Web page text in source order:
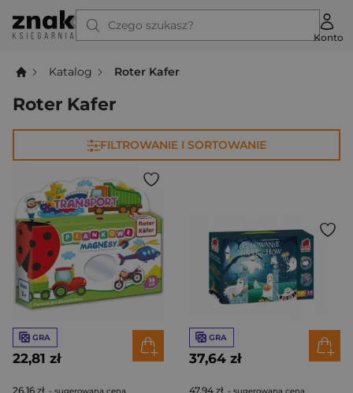
Czego szukasz?
Konto
Katalog Roter Kafer
Roter Kafer
FILTROWANIE I SORTOWANIE
GRA
22,81 zł
26,16 zł
GRA
37,64 zł
47,94 zł